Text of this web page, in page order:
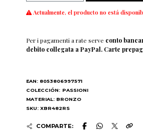
Actualmente, el producto no está
Per i pagamenti a rate serve conto
debito collegata a PayPal. Carte
EAN: 8053806997571
COLECCIÓN: PASSIONI
MATERIAL: BRONZO
SKU: XBR482RS
COMPARTE: